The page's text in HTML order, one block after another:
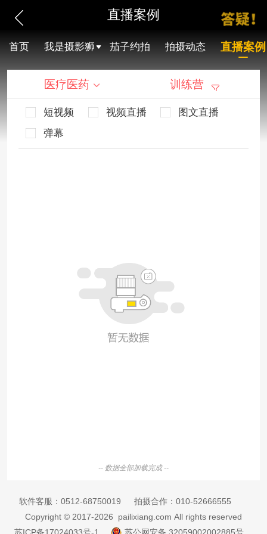
直播案例
首页 我是摄影狮 茄子约拍 拍摄动态 直播案例
医疗医药 训练营
短视频 视频直播
图文直播
弹幕
-- 数据全部加载完成 --
软件客服： 0512-68750019 拍摄合作： 010-52666555
Copyright © 2017-2026 pailixiang.com All rights reserved
苏ICP备17024033号-1
苏公网安备 32059002002885号